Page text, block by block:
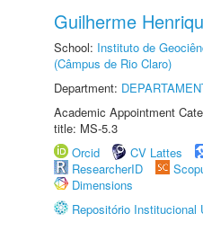
Guilherme
School: Instituto de
(Câmpus de Rio Claro)
Department:
Academic Appointment
title: MS-5.3
Orcid
CV Lattes
ResearcherID
Dimensions
Repositório Institucional